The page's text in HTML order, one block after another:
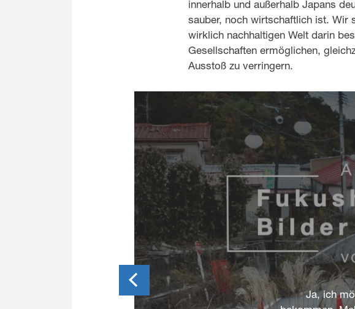
innerhalb und außerhalb Japans
sauber, noch wirtschaftlich ist. Wir
wirklich nachhaltigen Welt darin
Gesellschaften ermöglichen,
Ausstoß zu verringern.
Ja, ich